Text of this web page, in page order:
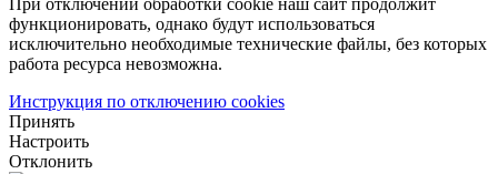
При отключении обработки cookie наш сайт продолжит
функционировать, однако будут использоваться
исключительно необходимые технические файлы, без которых
работа ресурса невозможна.
Инструкция по отключению cookies
Принять
Настроить
Отклонить